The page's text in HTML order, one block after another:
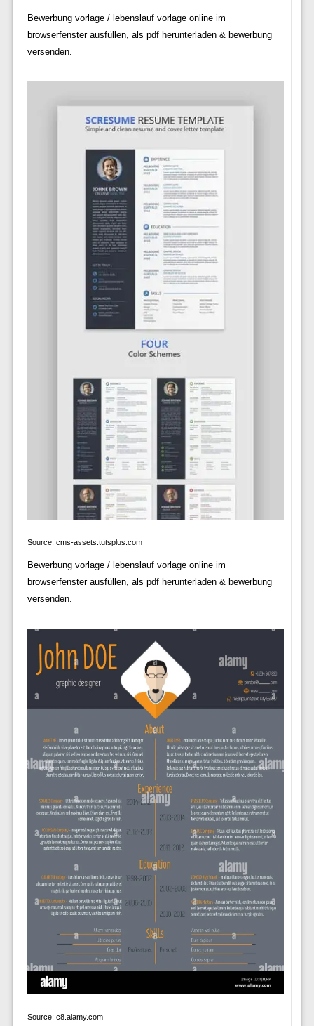
Bewerbung vorlage / lebenslauf vorlage online im
browserfenster ausfüllen, als pdf herunterladen & bewerbung
versenden.
Source: cms-assets.tutsplus.com
Bewerbung vorlage / lebenslauf vorlage online im
browserfenster ausfüllen, als pdf herunterladen & bewerbung
versenden.
Source: c8.alamy.com